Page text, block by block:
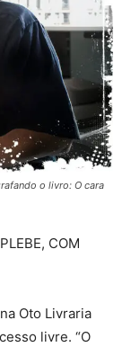
o livro: O cara
COM
Oto Livraria
livre. “O